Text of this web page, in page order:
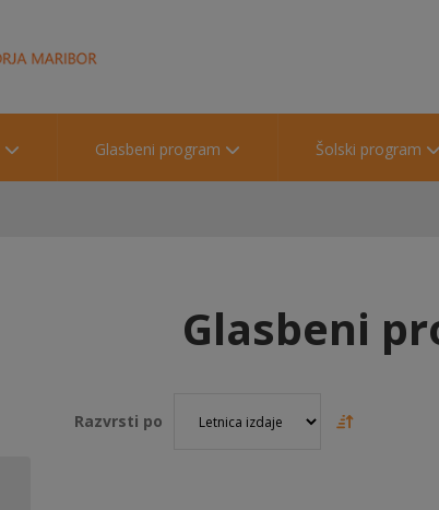
Glasbeni program Šolski program
Glasbeni
Razvrsti po